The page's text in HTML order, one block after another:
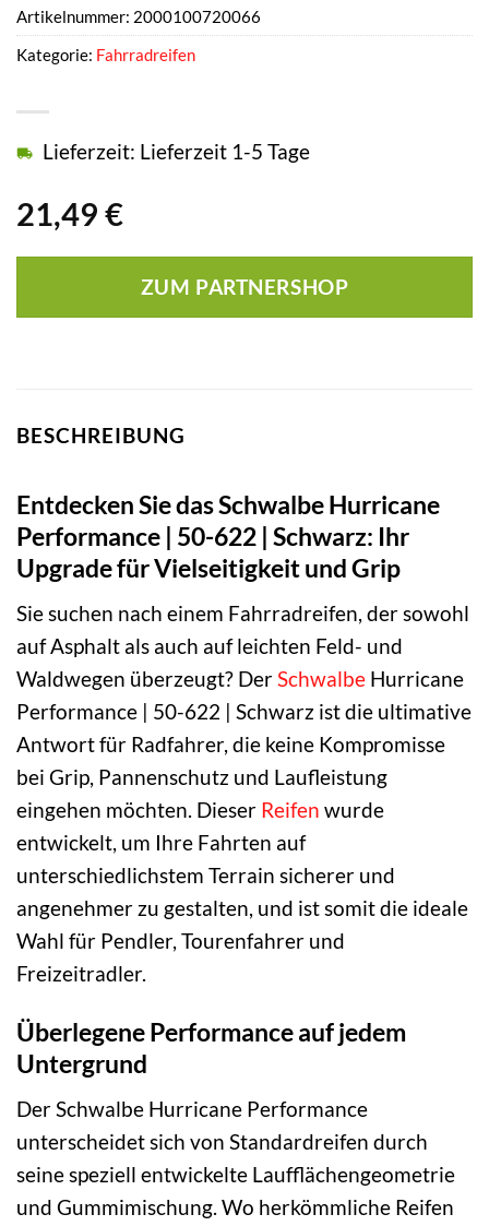
21,49 €
Lieferzeit: Lieferzeit 1-5 Tage
ZUM PARTNERSHOP
Artikelnummer: 2000100720066
Kategorie: Fahrradreifen
BESCHREIBUNG
Entdecken Sie das Schwalbe Hurricane
Performance | 50-622 | Schwarz: Ihr
Upgrade für Vielseitigkeit und Grip
Sie suchen nach einem Fahrradreifen, der sowohl
auf Asphalt als auch auf leichten Feld- und
Waldwegen überzeugt? Der Schwalbe Hurricane
Performance | 50-622 | Schwarz ist die ultimative
Antwort für Radfahrer, die keine Kompromisse
bei Grip, Pannenschutz und Laufleistung
eingehen möchten. Dieser Reifen wurde
entwickelt, um Ihre Fahrten auf
unterschiedlichstem Terrain sicherer und
angenehmer zu gestalten, und ist somit die ideale
Wahl für Pendler, Tourenfahrer und
Freizeitradler.
Überlegene Performance auf jedem
Untergrund
Der Schwalbe Hurricane Performance
unterscheidet sich von Standardreifen durch
seine speziell entwickelte Laufflächengeometrie
und Gummimischung. Wo herkömmliche Reifen